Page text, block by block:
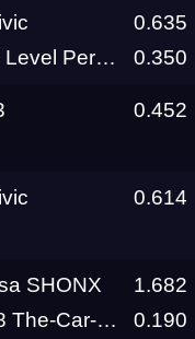
федерального округа
0.635
Performance 0.350
0.452
0.614
SHONX 1.682
Car-Clinic 0.190